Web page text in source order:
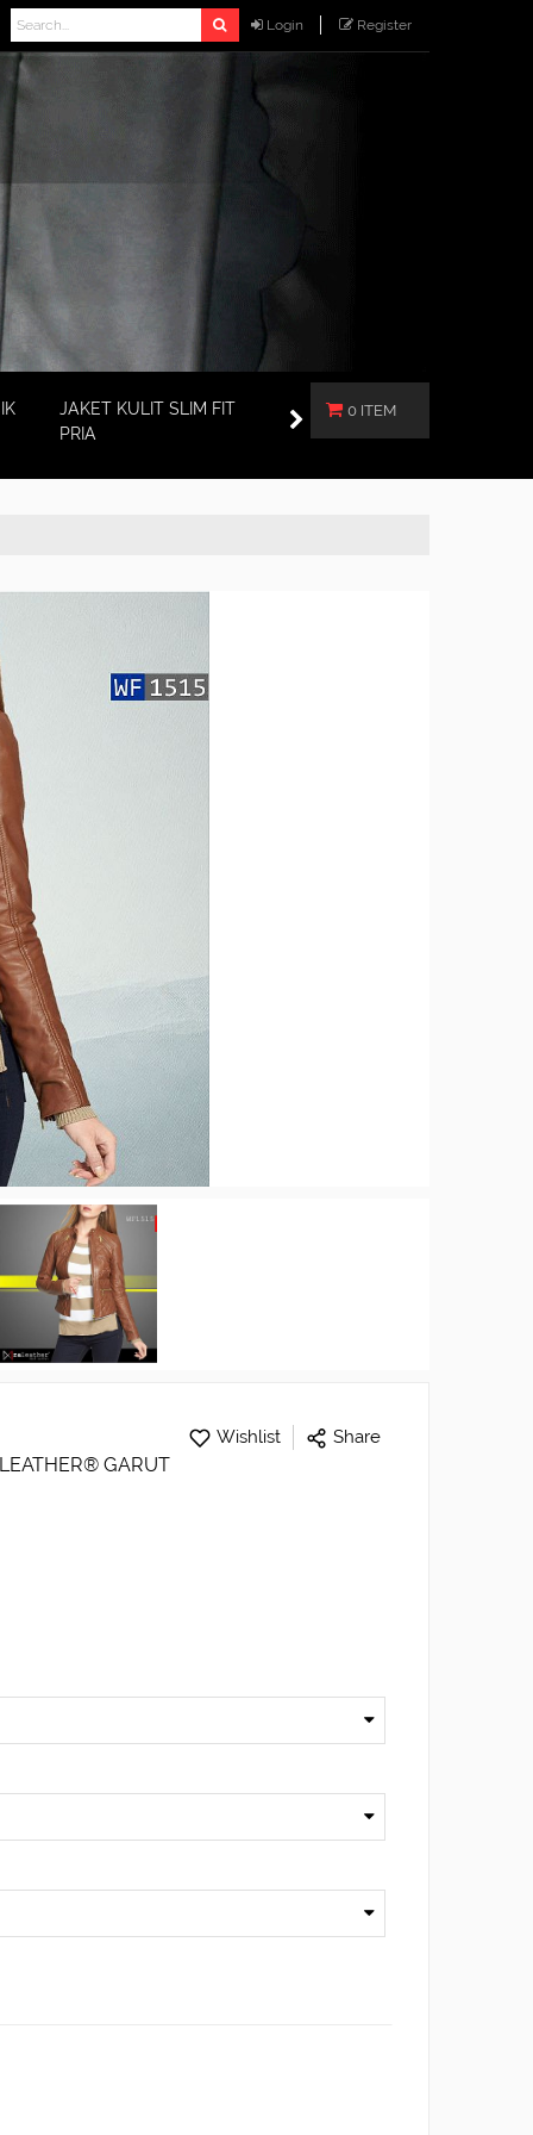
Login Register
0 ITEM
JAKET KULIT SLIM FIT
PRIA
Wishlist Share
GARUT